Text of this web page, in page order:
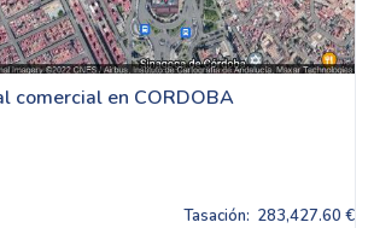
comercial en CORDOBA
Tasación: 283,427.60 €